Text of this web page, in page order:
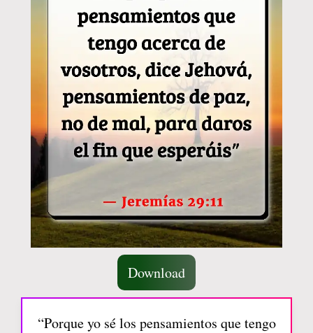
Download
“Porque yo sé los pensamientos que tengo